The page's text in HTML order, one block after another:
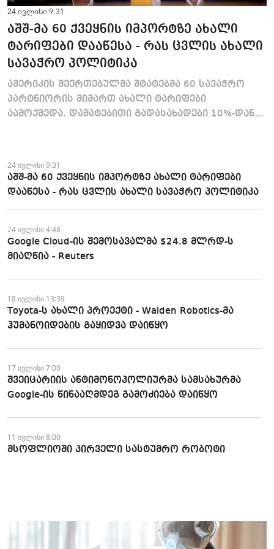
24 ივლისი 9:31
აშშ-მა 60 ქვეყნის იმპორტზე ახალი
ტარიფები დააწესა - რას ცვლის ახალი
სავაჭრო პოლიტიკა
ამერიკის შეერთებულმა შტატებმა 60 სავაჭრო
პარტნიორის მიმართ ახალი ტარიფები
აამოქმედა. დამატებითი გადასახადები 10%-დან
24 ივლისი 9:31
აშშ-მა 60 ქვეყნის იმპორტზე ახალი ტარიფები
დააწესა - რას ცვლის ახალი სავაჭრო პოლიტიკა
24 ივლისი 4:48
Google Cloud-ის შემოსავალმა $24.8 მლრდ-ს
მიაღწია - Reuters
18 ივლისი 13:39
Toyota-ს ახალი პროექტი - Walden Robotics-მა
ჰუმანოიდების გაყიდვა დაიწყო
17 ივლისი 7:00
შვეიცარიის ანტიმონოპოლიურმა სამსახურმა
Google-ის წინააღმდეგ გამოძიება დაიწყო
11 ივლისი 8:00
მსოფლიოში პირველი სასტუმრო რობოტი
Meta კანადაში $13 მლრდ-ის ღირებულების AI
მონაცემთა ცენტრს ააშენებს